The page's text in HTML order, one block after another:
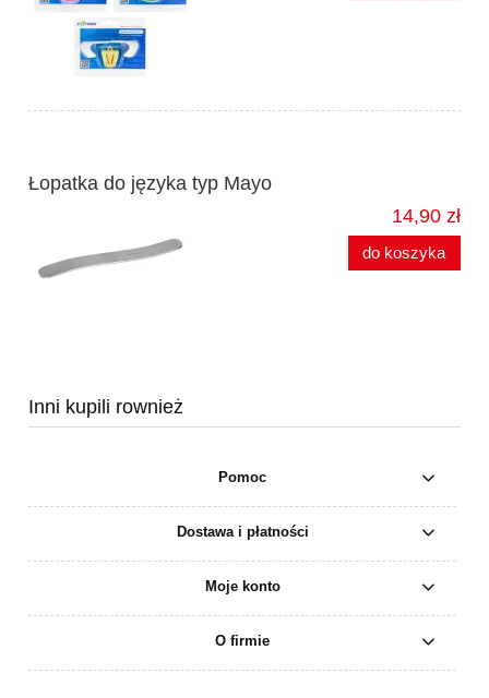
Łopatka do języka typ Mayo
14,90 zł
do koszyka
Inni kupili rownież
Pomoc
Dostawa i płatności
Moje konto
O firmie